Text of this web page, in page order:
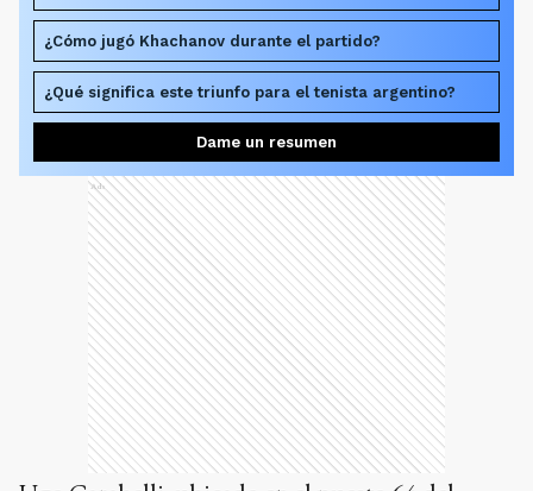
¿Cómo jugó Khachanov durante el partido?
¿Qué significa este triunfo para el tenista argentino?
Dame un resumen
Ads